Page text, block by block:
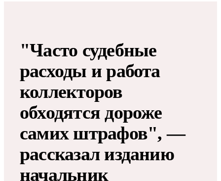
"Часто судебные
расходы и работа
коллекторов
обходятся дороже
самих штрафов", —
рассказал изданию
начальник